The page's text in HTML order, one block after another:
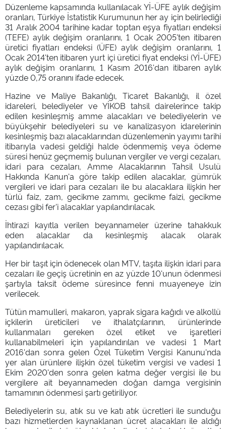
Düzenleme kapsamında kullanılacak Yİ-ÜFE aylık değişim
oranları, Türkiye İstatistik Kurumunun her ay için belirlediği
31 Aralık 2004 tarihine kadar toptan eşya fiyatları endeksi
(TEFE) aylık değişim oranlarını, 1 Ocak 2005'ten itibaren
üretici fiyatları endeksi (ÜFE) aylık değişim oranlarını, 1
Ocak 2014'ten itibaren yurt içi üretici fiyat endeksi (Yİ-ÜFE)
aylık değişim oranlarını, 1 Kasım 2016'dan itibaren aylık
yüzde 0,75 oranını ifade edecek.
Hazine ve Maliye Bakanlığı, Ticaret Bakanlığı, il özel
idareleri, belediyeler ve YİKOB tahsil dairelerince takip
edilen kesinleşmiş amme alacakları ve belediyelerin ve
büyükşehir belediyeleri su ve kanalizasyon idarelerinin
kesinleşmiş bazı alacaklarından düzenlemenin yayımı tarihi
itibarıyla vadesi geldiği halde ödenmemiş veya ödeme
süresi henüz geçmemiş bulunan vergiler ve vergi cezaları,
idari para cezaları, Amme Alacaklarının Tahsil Usulü
Hakkında Kanun'a göre takip edilen alacaklar, gümrük
vergileri ve idari para cezaları ile bu alacaklara ilişkin her
türlü faiz, zam, gecikme zammı, gecikme faizi, gecikme
cezası gibi fer'i alacaklar yapılandırılacak.
İhtirazi kayıtla verilen beyannameler üzerine tahakkuk
eden alacaklar da kesinleşmiş alacak olarak
yapılandırılacak.
Her bir taşıt için ödenecek olan MTV, taşıta ilişkin idari para
cezaları ile geçiş ücretinin en az yüzde 10'unun ödenmesi
şartıyla taksit ödeme süresince fenni muayeneye izin
verilecek.
Tütün mamulleri, makaron, yaprak sigara kağıdı ve alkollü
içkilerin üreticileri ve ithalatçılarının, ürünlerinde
kullanmaları gereken özel etiket ve işaretleri
kullanabilmeleri için yapılandırılan ve vadesi 1 Mart
2016'dan sonra gelen Özel Tüketim Vergisi Kanunu'nda
yer alan ürünlere ilişkin özel tüketim vergisi ve vadesi 1
Ekim 2020'den sonra gelen katma değer vergisi ile bu
vergilere ait beyannameden doğan damga vergisinin
tamamının ödenmesi şartı getiriliyor.
Belediyelerin su, atık su ve katı atık ücretleri ile sunduğu
bazı hizmetlerden kaynaklanan ücret alacakları ile aldığı